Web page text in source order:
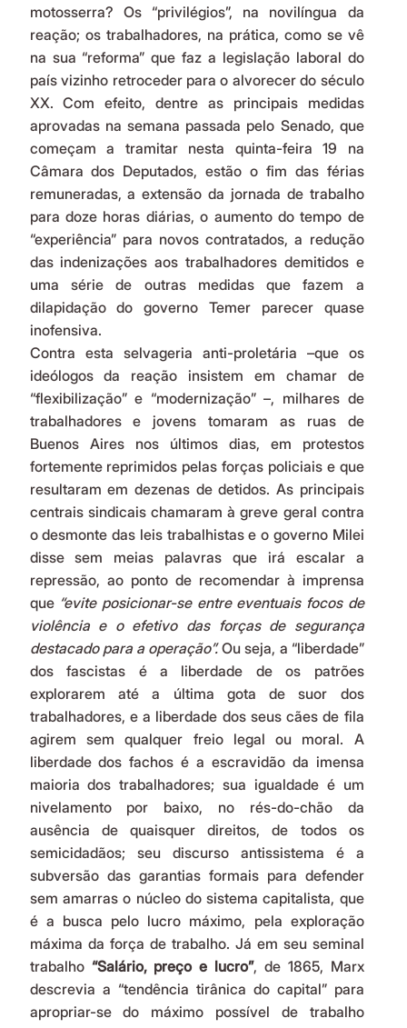
motosserra? Os “privilégios”, na novilíngua da
reação; os trabalhadores, na prática, como se vê
na sua “reforma” que faz a legislação laboral do
país vizinho retroceder para o alvorecer do século
XX. Com efeito, dentre as principais medidas
aprovadas na semana passada pelo Senado, que
começam a tramitar nesta quinta-feira 19 na
Câmara dos Deputados, estão o fim das férias
remuneradas, a extensão da jornada de trabalho
para doze horas diárias, o aumento do tempo de
“experiência” para novos contratados, a redução
das indenizações aos trabalhadores demitidos e
uma série de outras medidas que fazem a
dilapidação do governo Temer parecer quase
inofensiva.
Contra esta selvageria anti-proletária –que os
ideólogos da reação insistem em chamar de
“flexibilização” e “modernização” –, milhares de
trabalhadores e jovens tomaram as ruas de
Buenos Aires nos últimos dias, em protestos
fortemente reprimidos pelas forças policiais e que
resultaram em dezenas de detidos. As principais
centrais sindicais chamaram à greve geral contra
o desmonte das leis trabalhistas e o governo Milei
disse sem meias palavras que irá escalar a
repressão, ao ponto de recomendar à imprensa
que “evite posicionar-se entre eventuais focos de
violência e o efetivo das forças de segurança
destacado para a operação”. Ou seja, a “liberdade”
dos fascistas é a liberdade de os patrões
explorarem até a última gota de suor dos
trabalhadores, e a liberdade dos seus cães de fila
agirem sem qualquer freio legal ou moral. A
liberdade dos fachos é a escravidão da imensa
maioria dos trabalhadores; sua igualdade é um
nivelamento por baixo, no rés-do-chão da
ausência de quaisquer direitos, de todos os
semicidadãos; seu discurso antissistema é a
subversão das garantias formais para defender
sem amarras o núcleo do sistema capitalista, que
é a busca pelo lucro máximo, pela exploração
máxima da força de trabalho. Já em seu seminal
trabalho “Salário, preço e lucro”, de 1865, Marx
descrevia a “tendência tirânica do capital” para
apropriar-se do máximo possível de trabalho